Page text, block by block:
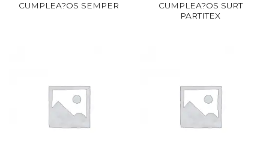
CUMPLEA?OS SEMPER
CUMPLEA?OS SURT
PARTITEX